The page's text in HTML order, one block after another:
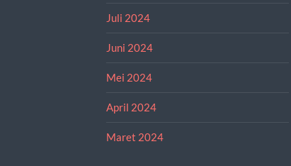
Juli 2024
Juni 2024
Mei 2024
April 2024
Maret 2024